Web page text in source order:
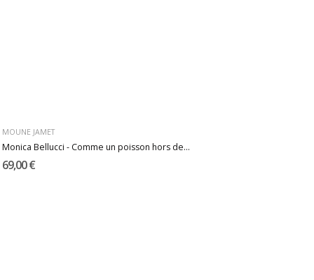
MOUNE JAMET
Monica Bellucci - Comme un poisson hors de...
69,00 €